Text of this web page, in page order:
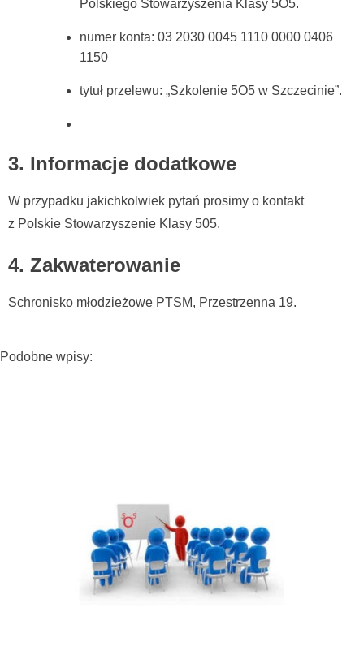
Polskiego Stowarzyszenia Klasy 5O5.
numer konta: 03 2030 0045 1110 0000 0406
1150
tytuł przelewu: „Szkolenie 5O5 w Szczecinie”.
3. Informacje dodatkowe
W przypadku jakichkolwiek pytań prosimy o kontakt
z Polskie Stowarzyszenie Klasy 505.
4. Zakwaterowanie
Schronisko młodzieżowe PTSM, Przestrzenna 19.
Podobne wpisy: